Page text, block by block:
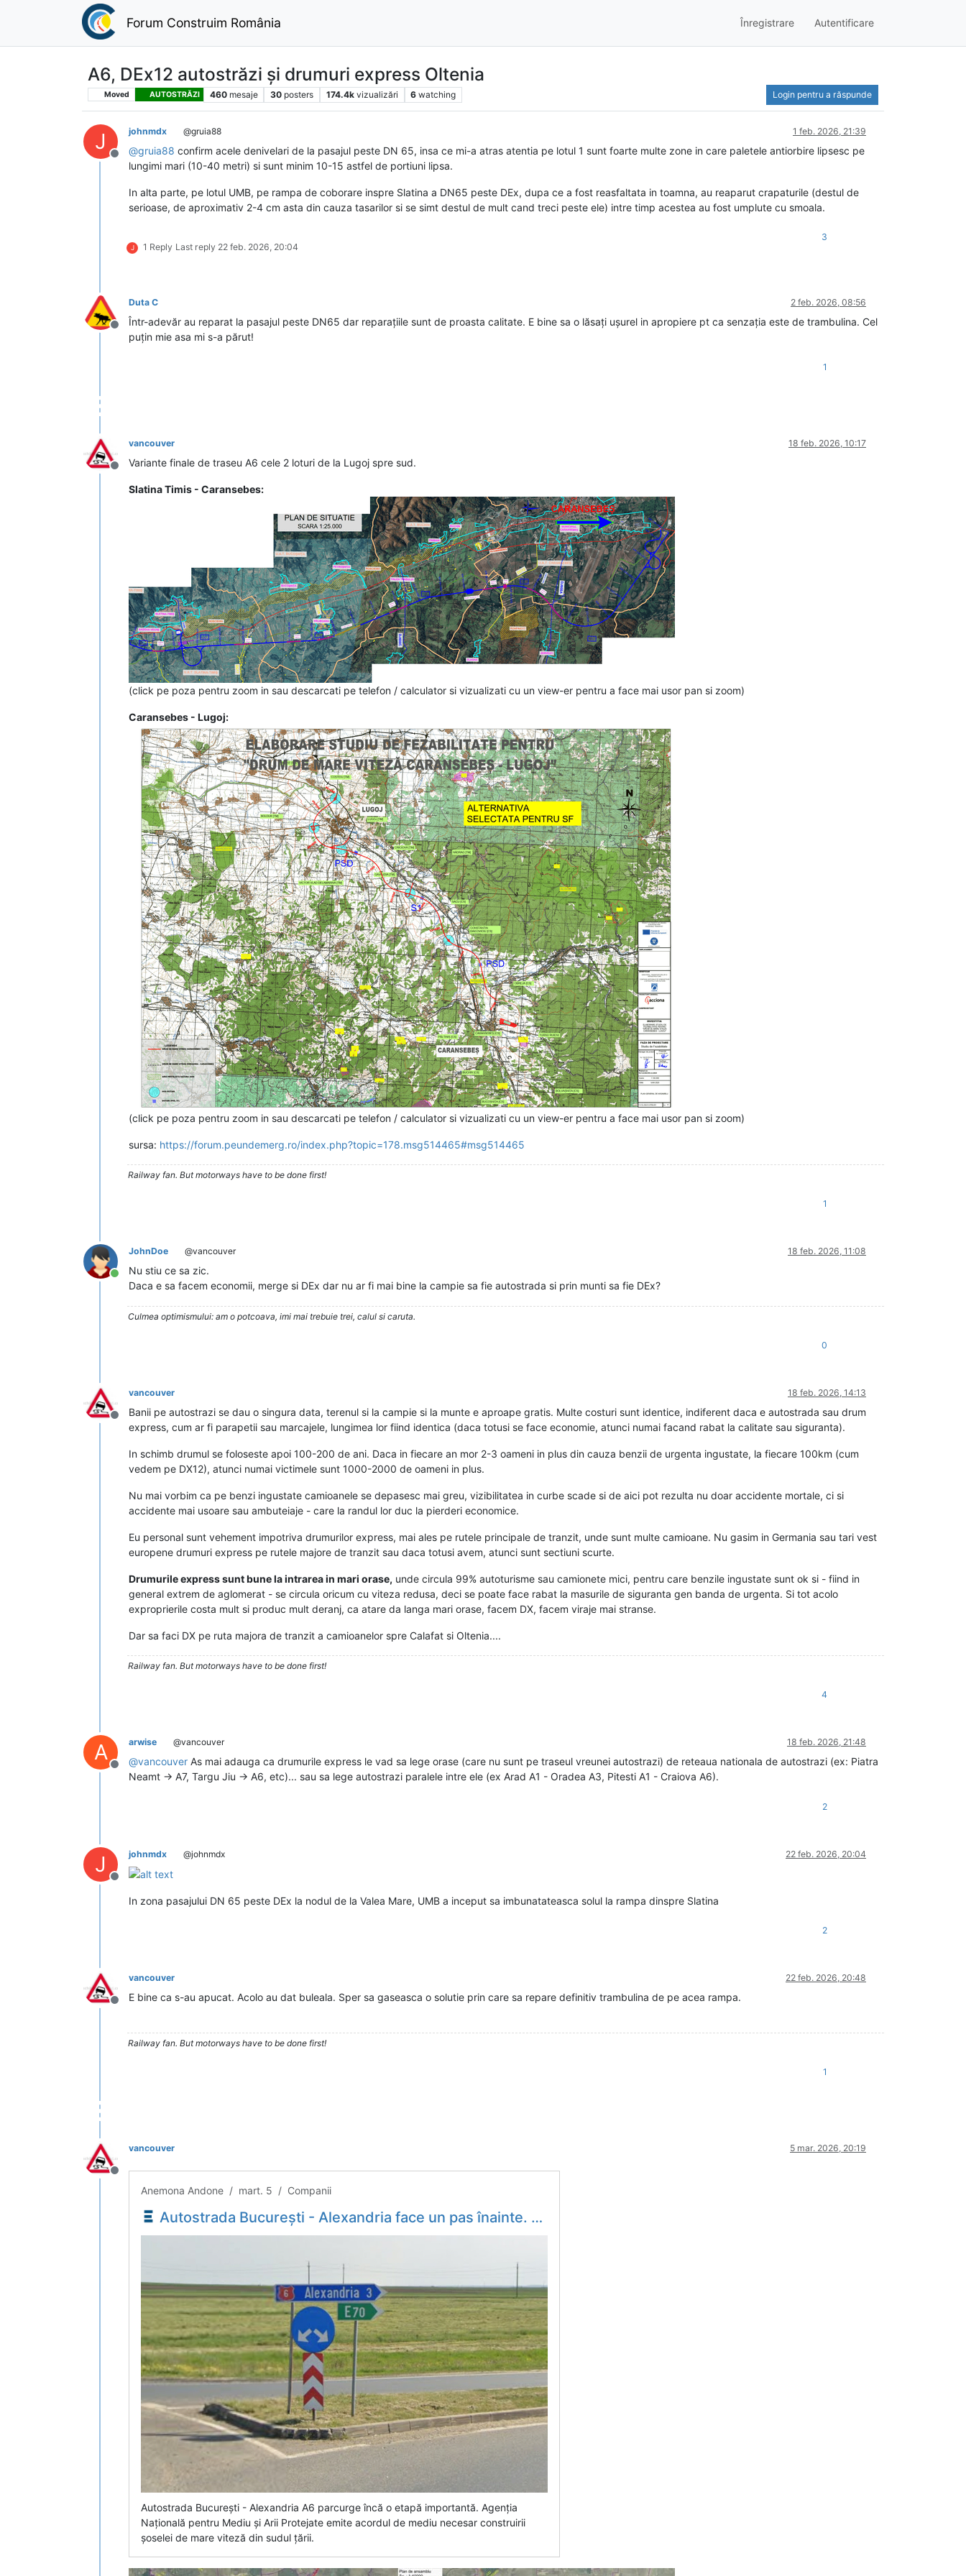
Forum Construim România Înregistrare Autentificare
A6, DEx12 autostrăzi și drumuri express Oltenia
Moved AUTOSTRĂZI 460 mesaje 30 posters 174.4k vizualizări 6 watching Login pentru a răspunde
J
Deconectat
johnmdx @gruia88 1 feb. 2026, 21:39
@gruia88 confirm acele denivelari de la pasajul peste DN 65, insa ce mi-a atras atentia pe lotul 1 sunt foarte multe zone in care paletele antiorbire lipsesc pe
lungimi mari (10-40 metri) si sunt minim 10-15 astfel de portiuni lipsa.
In alta parte, pe lotul UMB, pe rampa de coborare inspre Slatina a DN65 peste DEx, dupa ce a fost reasfaltata in toamna, au reaparut crapaturile (destul de
serioase, de aproximativ 2-4 cm asta din cauza tasarilor si se simt destul de mult cand treci peste ele) intre timp acestea au fost umplute cu smoala.
J 1 Reply Last reply 22 feb. 2026, 20:04
3
Deconectat
Duta C 2 feb. 2026, 08:56
Într-adevăr au reparat la pasajul peste DN65 dar reparațiile sunt de proasta calitate. E bine sa o lăsați ușurel in apropiere pt ca senzația este de trambulina. Cel
puțin mie asa mi s-a părut!
1
Deconectat
vancouver 18 feb. 2026, 10:17
Variante finale de traseu A6 cele 2 loturi de la Lugoj spre sud.
Slatina Timis - Caransebes:
(click pe poza pentru zoom in sau descarcati pe telefon / calculator si vizualizati cu un view-er pentru a face mai usor pan si zoom)
Caransebes - Lugoj:
(click pe poza pentru zoom in sau descarcati pe telefon / calculator si vizualizati cu un view-er pentru a face mai usor pan si zoom)
sursa: https://forum.peundemerg.ro/index.php?topic=178.msg514465#msg514465
Railway fan. But motorways have to be done first!
1
Conectat
JohnDoe @vancouver 18 feb. 2026, 11:08
Nu stiu ce sa zic.
Daca e sa facem economii, merge si DEx dar nu ar fi mai bine la campie sa fie autostrada si prin munti sa fie DEx?
Culmea optimismului: am o potcoava, imi mai trebuie trei, calul si caruta.
0
Deconectat
vancouver 18 feb. 2026, 14:13
Banii pe autostrazi se dau o singura data, terenul si la campie si la munte e aproape gratis. Multe costuri sunt identice, indiferent daca e autostrada sau drum
express, cum ar fi parapetii sau marcajele, lungimea lor fiind identica (daca totusi se face economie, atunci numai facand rabat la calitate sau siguranta).
In schimb drumul se foloseste apoi 100-200 de ani. Daca in fiecare an mor 2-3 oameni in plus din cauza benzii de urgenta ingustate, la fiecare 100km (cum
vedem pe DX12), atunci numai victimele sunt 1000-2000 de oameni in plus.
Nu mai vorbim ca pe benzi ingustate camioanele se depasesc mai greu, vizibilitatea in curbe scade si de aici pot rezulta nu doar accidente mortale, ci si
accidente mai usoare sau ambuteiaje - care la randul lor duc la pierderi economice.
Eu personal sunt vehement impotriva drumurilor express, mai ales pe rutele principale de tranzit, unde sunt multe camioane. Nu gasim in Germania sau tari vest
europene drumuri express pe rutele majore de tranzit sau daca totusi avem, atunci sunt sectiuni scurte.
Drumurile express sunt bune la intrarea in mari orase, unde circula 99% autoturisme sau camionete mici, pentru care benzile ingustate sunt ok si - fiind in
general extrem de aglomerat - se circula oricum cu viteza redusa, deci se poate face rabat la masurile de siguranta gen banda de urgenta. Si tot acolo
exproprierile costa mult si produc mult deranj, ca atare da langa mari orase, facem DX, facem viraje mai stranse.
Dar sa faci DX pe ruta majora de tranzit a camioanelor spre Calafat si Oltenia....
Railway fan. But motorways have to be done first!
4
A
Deconectat
arwise @vancouver 18 feb. 2026, 21:48
@vancouver As mai adauga ca drumurile express le vad sa lege orase (care nu sunt pe traseul vreunei autostrazi) de reteaua nationala de autostrazi (ex: Piatra
Neamt -> A7, Targu Jiu -> A6, etc)... sau sa lege autostrazi paralele intre ele (ex Arad A1 - Oradea A3, Pitesti A1 - Craiova A6).
2
J
Deconectat
johnmdx @johnmdx 22 feb. 2026, 20:04
In zona pasajului DN 65 peste DEx la nodul de la Valea Mare, UMB a inceput sa imbunatateasca solul la rampa dinspre Slatina
2
Deconectat
vancouver 22 feb. 2026, 20:48
E bine ca s-au apucat. Acolo au dat buleala. Sper sa gaseasca o solutie prin care sa repare definitiv trambulina de pe acea rampa.
Railway fan. But motorways have to be done first!
1
Deconectat
vancouver 5 mar. 2026, 20:19
Anemona Andone / mart. 5 / Companii
Autostrada București - Alexandria face un pas înainte. Se emite acordul de mediu - Economica.net
Autostrada București - Alexandria A6 parcurge încă o etapă importantă. Agenția
Națională pentru Mediu și Arii Protejate emite acordul de mediu necesar construirii
șoselei de mare viteză din sudul țării.